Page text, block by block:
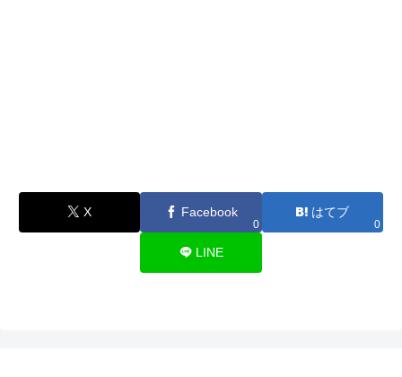
X Facebook
0
はてブ
0
LINE